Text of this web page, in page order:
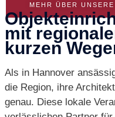
MEHR ÜBER
mit
kurzen
Als in Hannover
die Region, ihre
genau. Diese lokale